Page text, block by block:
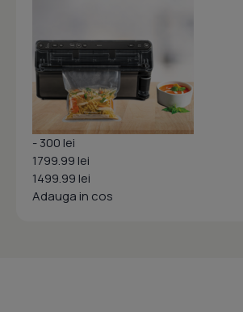
- 300 lei
1799.99 lei
1499.99 lei
Adauga in cos